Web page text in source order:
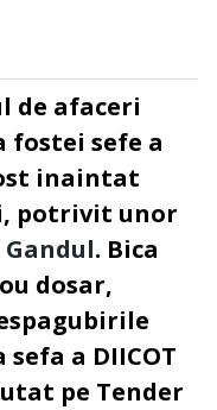
de afaceri
fostei sefe a
inaintat
potrivit unor
Gandul. Bica
dosar,
a DIICOT
pe Tender